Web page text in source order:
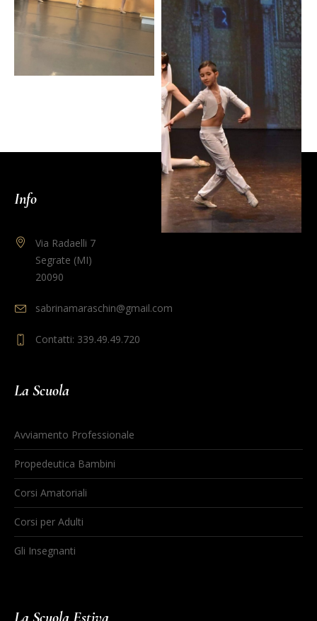
Info
Via Radaelli 7
Segrate (MI)
20090
sabrinamaraschin@gmail.com
Contatti: 339.49.49.720
La Scuola
Avviamento Professionale
Propedeutica Bambini
Corsi Amatoriali
Corsi per Adulti
Gli Insegnanti
La Scuola Estiva